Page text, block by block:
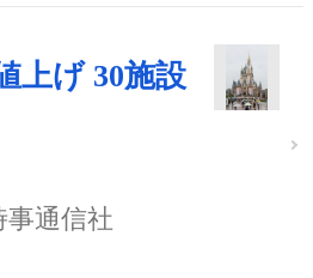
上げ 30施設
事通信社